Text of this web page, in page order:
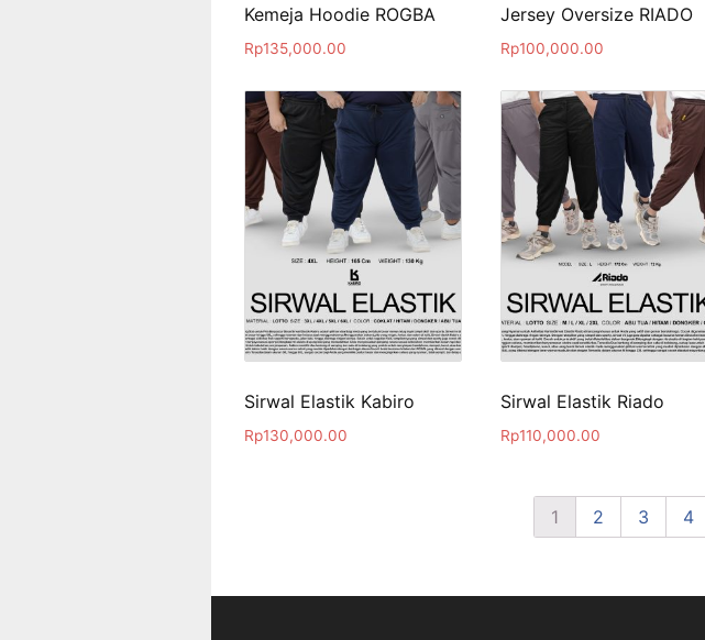
Kemeja Hoodie ROGBA
Rp135,000.00
Jersey Oversize RIADO
Rp100,000.00
Sirwal Elastik Kabiro
Rp130,000.00
Sirwal Elastik Riado
Rp110,000.00
1 2 3 4